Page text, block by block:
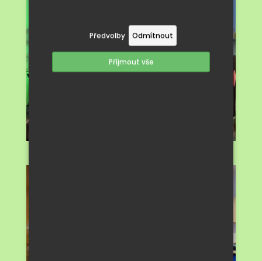
Předvolby Odmítnout
Příjmout vše